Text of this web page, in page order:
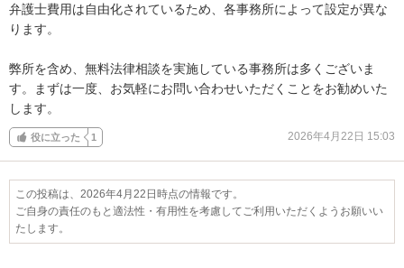
弁護士費用は自由化されているため、各事務所によって設定が異な
ります。
弊所を含め、無料法律相談を実施している事務所は多くございま
す。まずは一度、お気軽にお問い合わせいただくことをお勧めいた
します。
役に立った 1 2026年4月22日 15:03
この投稿は、2026年4月22日時点の情報です。
ご自身の責任のもと適法性・有用性を考慮してご利用いただくようお願いい
たします。